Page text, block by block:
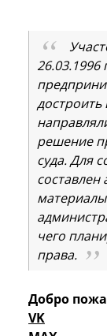
26.03.1996
достроить
решение
суда. Для
составлен
чего
права.
Добро
VK